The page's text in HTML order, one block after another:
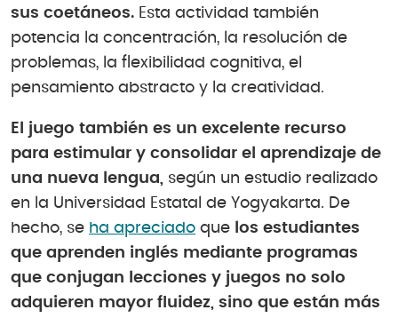
sus coetáneos. Esta actividad también
potencia la concentración, la resolución de
problemas, la flexibilidad cognitiva, el
pensamiento abstracto y la creatividad.
El juego también es un excelente recurso
para estimular y consolidar el aprendizaje de
una nueva lengua, según un estudio realizado
en la Universidad Estatal de Yogyakarta. De
hecho, se ha apreciado que los estudiantes
que aprenden inglés mediante programas
que conjugan lecciones y juegos no solo
adquieren mayor fluidez, sino que están más